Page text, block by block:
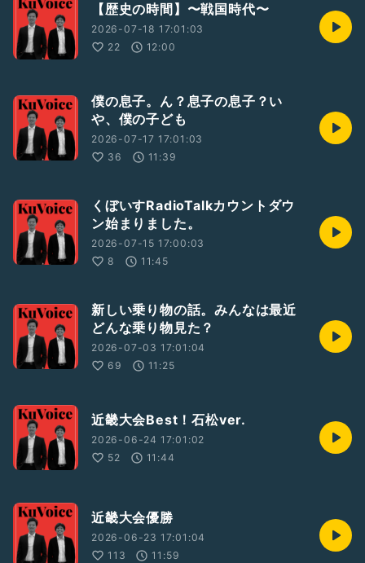
【歴史の時間】〜戦国時代〜
2026-07-18 17:01:03
22
12:00
僕の息子。ん？息子の息子？い
や、僕の子ども
2026-07-17 17:01:03
36
11:39
くぼいすRadioTalkカウントダウ
ン始まりました。
2026-07-15 17:00:03
8
11:45
新しい乗り物の話。みんなは最近
どんな乗り物見た？
2026-07-03 17:01:04
69
11:25
近畿大会Best！石松ver.
2026-06-24 17:01:02
52
11:44
近畿大会優勝
2026-06-23 17:01:04
113
11:59